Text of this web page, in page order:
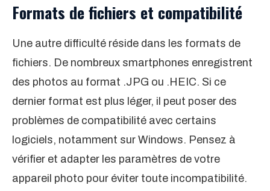
Formats de fichiers et compatibilité
Une autre difficulté réside dans les formats de
fichiers. De nombreux smartphones enregistrent
des photos au format .JPG ou .HEIC. Si ce
dernier format est plus léger, il peut poser des
problèmes de compatibilité avec certains
logiciels, notamment sur Windows. Pensez à
vérifier et adapter les paramètres de votre
appareil photo pour éviter toute incompatibilité.